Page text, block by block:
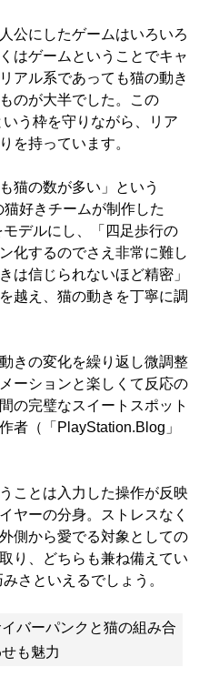
公にしたゲームはいろいろ
はゲームということでキャ
アル系であっても猫の動き
のが大半でした。この
いう枠を守りながら、リア
を持っています。
猫の数が多い」という
好きチームが制作した
モデルにし、「四足歩行の
化するのでさえ非常に難し
は信じられないほど精密」
越え、猫の動きを丁寧に調
きの変化を繰り返し微調整
ーションと楽しくて反応の
の完璧なスイートスポット
者（「PlayStation.Blog」
ことは入力した操作が反映
ヤーの分身。ストレスなく
側から愛でる対象としての
り、どちらも兼ね備えてい
さといえるでしょう。
バーパンクと猫の組み合
も魅力